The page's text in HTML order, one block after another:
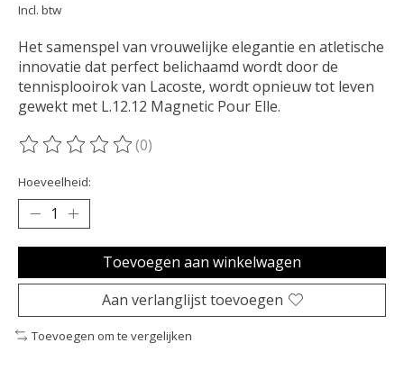
Incl. btw
Het samenspel van vrouwelijke elegantie en atletische
innovatie dat perfect belichaamd wordt door de
tennisplooirok van Lacoste, wordt opnieuw tot leven
gewekt met L.12.12 Magnetic Pour Elle.
De beoordeling van dit product is
(0)
Hoeveelheid:
Toevoegen aan winkelwagen
Aan verlanglijst toevoegen
Toevoegen om te vergelijken